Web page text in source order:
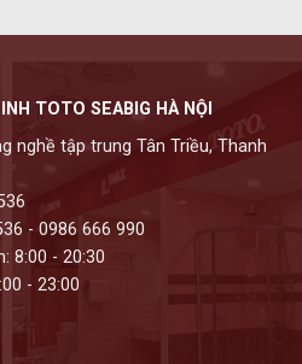
TOTO SEABIG HÀ NỘI
nghề tập trung Tân Triều, Thanh
- 0986 666 990
8:00 - 20:30
- 23:00